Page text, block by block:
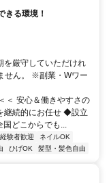
きる環境！
厳守していただけれ
せん。 ※副業・Wワー
安心＆働きやすさの
継続的にお任せ ◆設立
どこからでも...
経験者歓迎
ネイルOK
ひげOK 髪型・髪色自由